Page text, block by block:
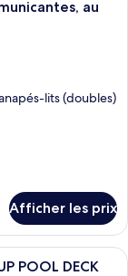
au
lits (doubles)
Afficher les prix
d’hôtel avec deux lits,
POOL DECK